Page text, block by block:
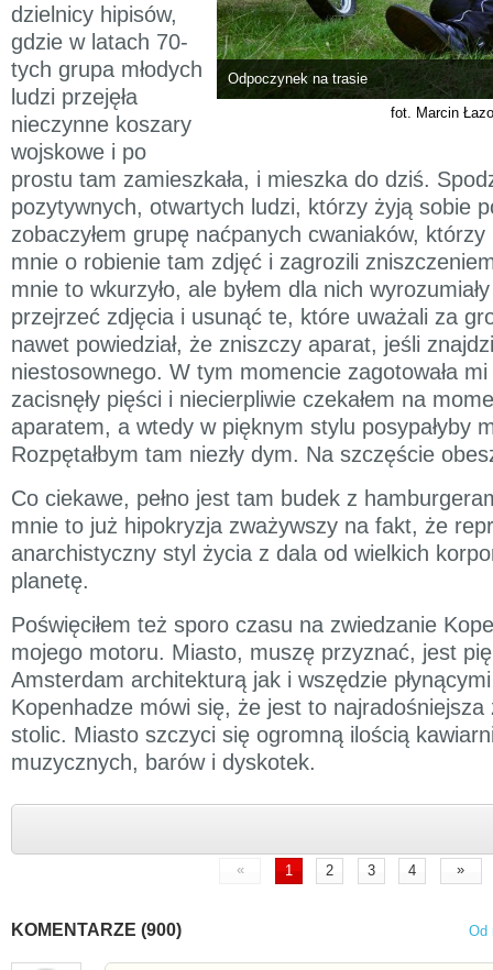
Odpoczynek na trasie
fot. Marcin
dzielnicy hipisów,
gdzie w latach 70-
tych grupa młodych
ludzi przejęła
nieczynne koszary
wojskowe i po
prostu tam zamieszkała, i mieszka do dziś.
pozytywnych, otwartych ludzi, którzy żyją sobie
zobaczyłem grupę naćpanych cwaniaków,
mnie o robienie tam zdjęć i zagrozili
mnie to wkurzyło, ale byłem dla nich
przejrzeć zdjęcia i usunąć te, które uważali za
nawet powiedział, że zniszczy aparat, jeśli
niestosownego. W tym momencie zagotowała mi
zacisnęły pięści i niecierpliwie czekałem na
aparatem, a wtedy w pięknym stylu posypałyby
Rozpętałbym tam niezły dym. Na szczęście
Co ciekawe, pełno jest tam budek z
mnie to już hipokryzja zważywszy na fakt, że
anarchistyczny styl życia z dala od wielkich
planetę.
Poświęciłem też sporo czasu na zwiedzanie
mojego motoru. Miasto, muszę przyznać, jest
Amsterdam architekturą jak i wszędzie
Kopenhadze mówi się, że jest to najradośniejsza
stolic. Miasto szczyci się ogromną ilością
muzycznych, barów i dyskotek.
« 1 2 3 4 »
KOMENTARZE (900) Od